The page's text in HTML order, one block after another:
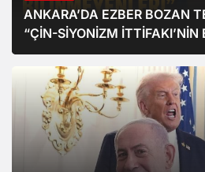
ANKARA’DA EZBER BOZAN
“ÇİN-SİYONİZM İTTİFAKI’NİN